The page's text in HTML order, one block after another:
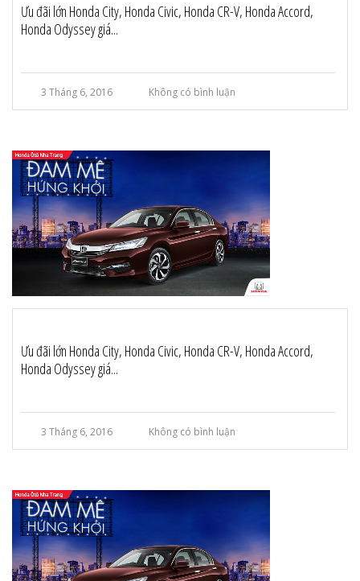
Ưu đãi lớn Honda City, Honda Civic, Honda CR-V, Honda Accord,
Honda Odyssey giá...
3 Tháng 6, 2016 Không có bình luận
Ưu đãi lớn Honda City, Honda Civic, Honda CR-V, Honda Accord,
Honda Odyssey giá...
3 Tháng 6, 2016 Không có bình luận